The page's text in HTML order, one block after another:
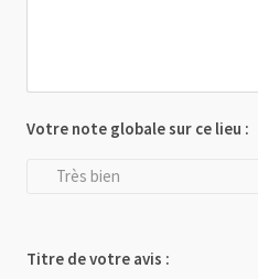
Votre note globale sur ce lieu :
Très bien
Titre de votre avis :